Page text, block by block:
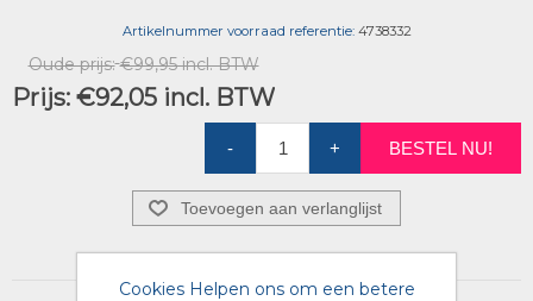
Artikelnummer voorraad referentie: 4738332
Oude prijs: €99,95 incl. BTW
Prijs: €92,05 incl. BTW
- + BESTEL NU!
Toevoegen aan verlanglijst
Cookies Helpen ons om een betere